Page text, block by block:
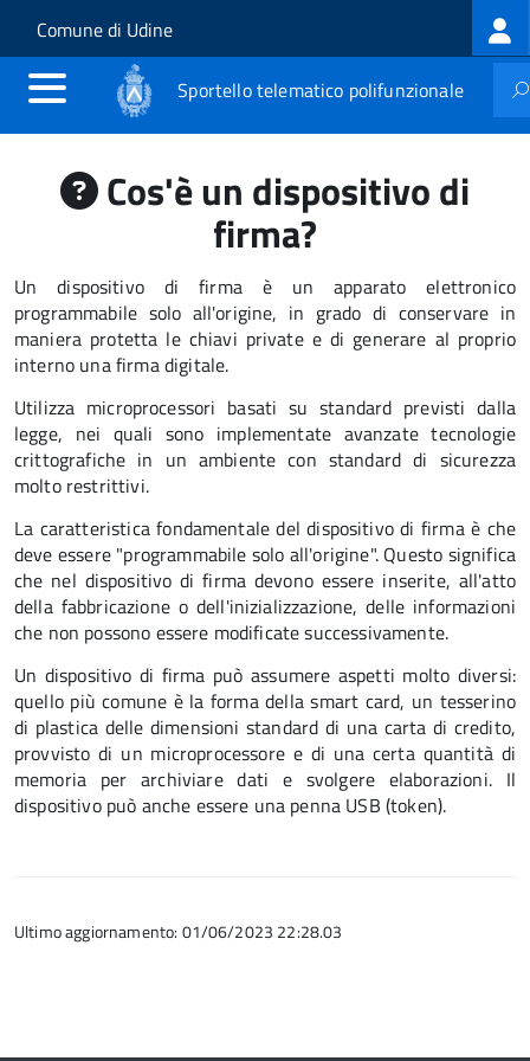
Salta al contenuto principale
Skip to site navigation
Comune di Udine
Sportello telematico polifunzionale
Cos'è un dispositivo di
firma?
Un dispositivo di firma è un apparato elettronico
programmabile solo all'origine, in grado di conservare in
maniera protetta le chiavi private e di generare al proprio
interno una firma digitale.
Utilizza microprocessori basati su standard previsti dalla
legge, nei quali sono implementate avanzate tecnologie
crittografiche in un ambiente con standard di sicurezza
molto restrittivi.
La caratteristica fondamentale del dispositivo di firma è che
deve essere "programmabile solo all'origine". Questo significa
che nel dispositivo di firma devono essere inserite, all'atto
della fabbricazione o dell'inizializzazione, delle informazioni
che non possono essere modificate successivamente.
Un dispositivo di firma può assumere aspetti molto diversi:
quello più comune è la forma della smart card, un tesserino
di plastica delle dimensioni standard di una carta di credito,
provvisto di un microprocessore e di una certa quantità di
memoria per archiviare dati e svolgere elaborazioni. Il
dispositivo può anche essere una penna USB (token).
Ultimo aggiornamento: 01/06/2023 22:28.03